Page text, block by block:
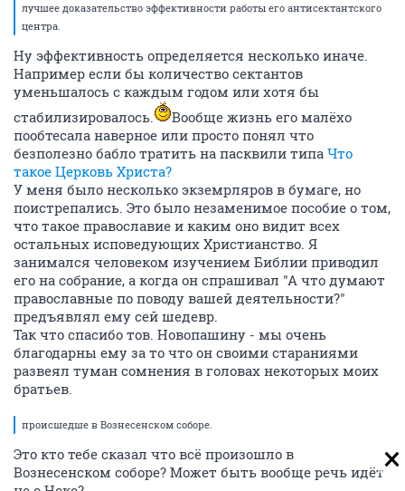
лучшее доказательство эффективности работы его антисектантского
центра.
Ну эффективность определяется несколько иначе.
Например если бы количество сектантов
уменьшалось с каждым годом или хотя бы
стабилизировалось.
Вообще жизнь его малёхо
пообтесала наверное или просто понял что
безполезно бабло тратить на пасквили типа Что
такое Церковь Христа?
У меня было несколько экземрляров в бумаге, но
поистрепались. Это было незаменимое пособие о том,
что такое православие и каким оно видит всех
остальных исповедующих Христианство. Я
занимался человеком изучением Библии приводил
его на собрание, а когда он спрашивал "А что думают
православные по поводу вашей деятельности?"
предъявлял ему сей шедевр.
Так что спасибо тов. Новопашину - мы очень
благодарны ему за то что он своими стараниями
развеял туман сомнения в головах некоторых моих
братьев.
происшедше в Вознесенском соборе.
Это кто тебе сказал что всё произошло в
Вознесенском соборе? Может быть вообще речь идёт